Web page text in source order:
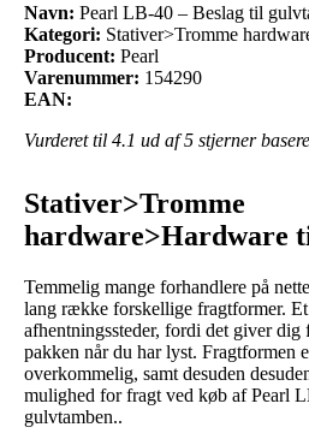
Navn: Pearl LB-40 – Beslag til
Kategori: Stativer>Tromme
Producent: Pearl
Varenummer: 154290
EAN:
Vurderet til 4.1 ud af 5 stjerner
Stativer>Tromme
hardware>Hardware
Temmelig mange forhandlere på
lang række forskellige fragtformer.
afhentningssteder, fordi det giver
pakken når du har lyst. Fragtformen
overkommelig, samt desuden
mulighed for fragt ved køb af Pearl
gulvtamben..